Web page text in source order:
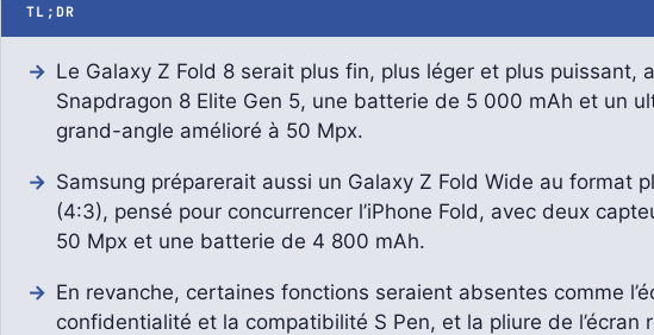
TL;DR
Le Galaxy Z Fold 8 serait plus fin, plus léger et plus puissant,
Snapdragon 8 Elite Gen 5, une batterie de 5 000 mAh et un
grand-angle amélioré à 50 Mpx.
Samsung préparerait aussi un Galaxy Z Fold Wide au format
(4:3), pensé pour concurrencer l’iPhone Fold, avec deux
50 Mpx et une batterie de 4 800 mAh.
En revanche, certaines fonctions seraient absentes comme
confidentialité et la compatibilité S Pen, et la pliure de l’écran